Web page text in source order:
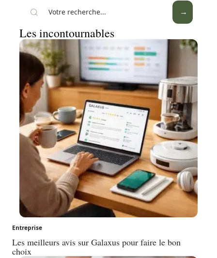
Les incontournables
Entreprise
Les meilleurs avis sur Galaxus pour faire le bon
choix